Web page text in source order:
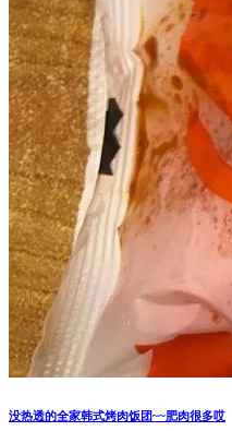
没热透的全家韩式烤肉饭团~~肥肉很多哎